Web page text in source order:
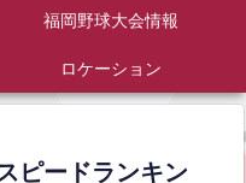
福岡野球大会情報
ロケーション
ピードランキン